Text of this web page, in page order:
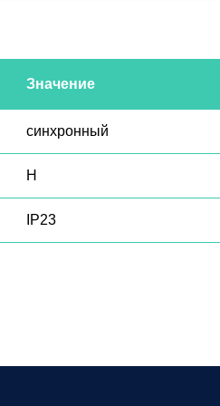
Значение
синхронный
H
IP23